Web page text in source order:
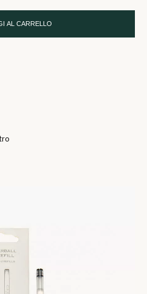
AL CARRELLO